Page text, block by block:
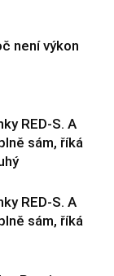
není výkon
RED-S. A
sám, říká
RED-S. A
sám, říká